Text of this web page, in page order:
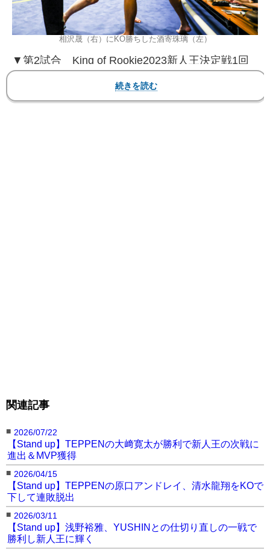
相沢晟（右）にKO勝ちした酒寄珠璃（左）
▼第2試合 King of Rookie2023新人王決定戦1回
戦 -53kg契約 3分3R延長1R
関連記事
■ 2026/07/22
【Stand up】TEPPENの大﨑寛太が勝利で新人王の次戦に
進出＆MVP獲得
■ 2026/04/15
【Stand up】TEPPENの原口アンドレイ、清水龍翔をKOで
下して連敗脱出
■ 2026/03/11
【Stand up】浅野裕雅、YUSHINとの仕切り直しの一戦で
勝利し新人王に輝く